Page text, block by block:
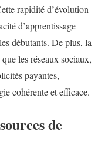
rapidité d’évolution
d’apprentissage
débutants. De plus, la
les réseaux sociaux,
payantes,
cohérente et efficace.
de